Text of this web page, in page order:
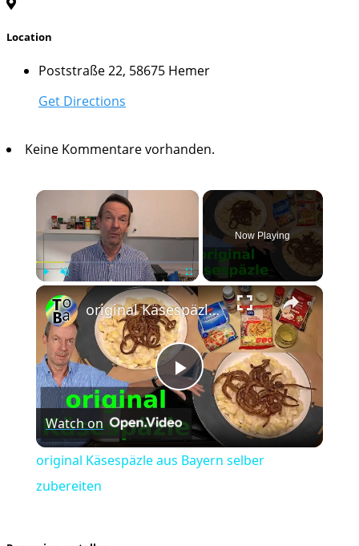
Location
Poststraße 22, 58675 Hemer
Get Directions
Keine Kommentare vorhanden.
Fullscreen
Now Playing
×
Play
Video
original Käsespäzle aus Bayern selber zubereiten
Watch on
original Käsespäzle aus Bayern selber
zubereiten